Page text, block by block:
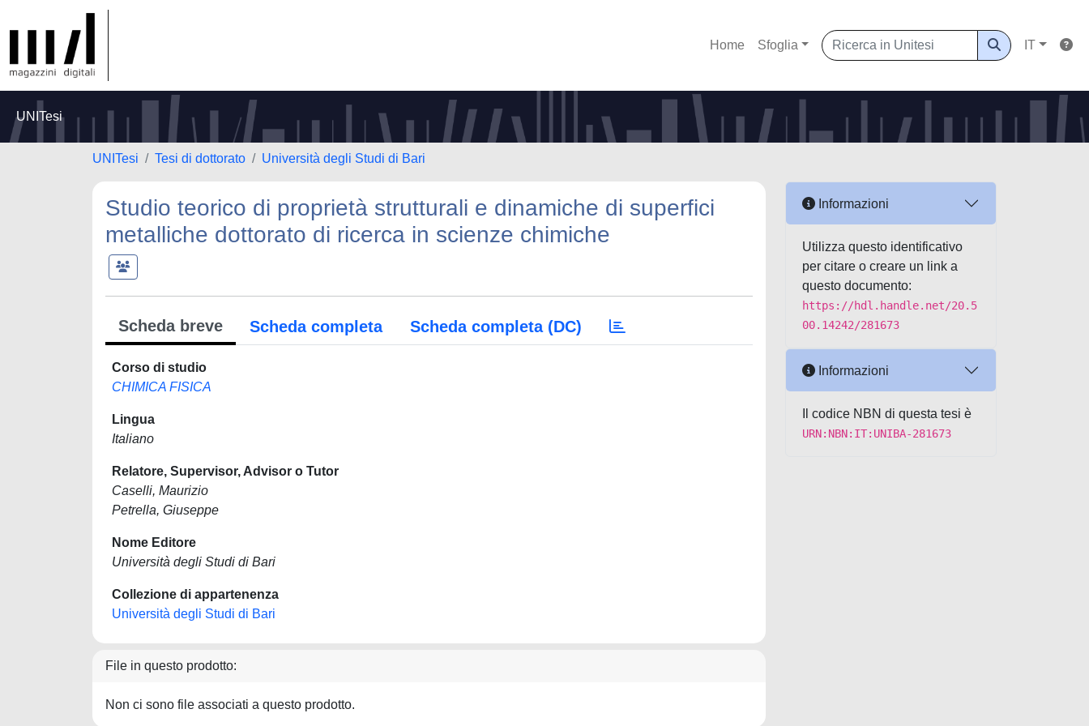
Home Sfoglia IT
UNITesi
UNITesi Tesi di dottorato Università degli Studi di Bari
Studio teorico di proprietà strutturali e dinamiche di superfici
metalliche dottorato di ricerca in scienze chimiche
Scheda breve Scheda completa Scheda completa (DC)
Corso di studio
CHIMICA FISICA
Lingua
Italiano
Relatore, Supervisor, Advisor o Tutor
Caselli, Maurizio
Petrella, Giuseppe
Nome Editore
Università degli Studi di Bari
Collezione di appartenenza
Università degli Studi di Bari
File in questo prodotto:
Non ci sono file associati a questo prodotto.
Informazioni
Utilizza questo identificativo
per citare o creare un link a
questo documento:
https://hdl.handle.net/20.5
00.14242/281673
Informazioni
Il codice NBN di questa tesi è
URN:NBN:IT:UNIBA-281673